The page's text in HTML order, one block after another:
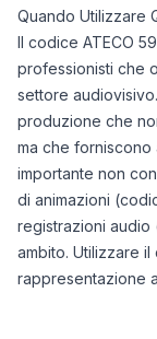
Quando Utilizzare
Il codice ATECO
professionisti che
settore
produzione che
ma che forniscono
importante non
di animazioni
registrazioni audio
ambito. Utilizzare
rappresentazione